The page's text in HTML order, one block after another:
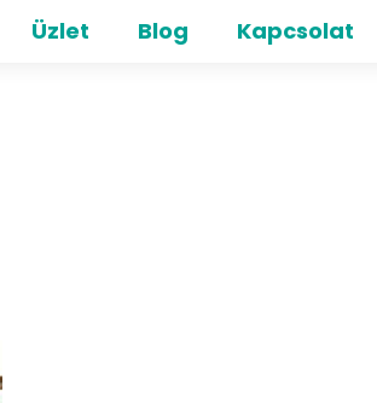
Üzlet Blog Kapcsolat